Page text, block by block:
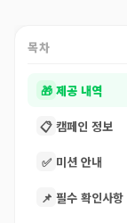
목차
🎁 제공 내역
📋 캠페인 정보
✅ 미션 안내
📌 필수 확인사항